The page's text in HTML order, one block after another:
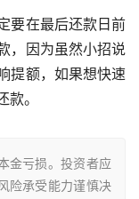
要在最后还款日前
，因为虽然小招说
提额，如果想快速
。
金亏损。投资者应
险承受能力谨慎决